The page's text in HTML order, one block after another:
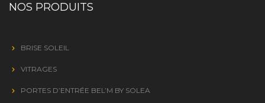
NOS PRODUITS
BRISE SOLEIL
VITRAGES
PORTES D’ENTRÉE BEL’M BY SOLEA